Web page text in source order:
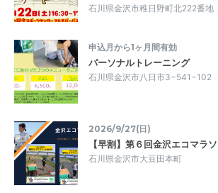
石川県金沢市稚日野町北222番地
申込月から1ヶ月間有効
パーソナルトレーニング
石川県金沢市八日市3−541−102
2026/9/27(日)
【早割】第６回金沢エコマラ
石川県金沢市大豆田本町